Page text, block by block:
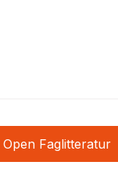
Open Faglitteratur